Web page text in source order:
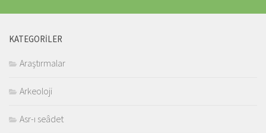
KATEGORILER
Araştırmalar
Arkeoloji
Asr-ı seâdet